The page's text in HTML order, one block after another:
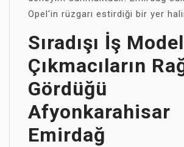
Opel'in rüzgarı estirdiği bir yer
Sıradışı İş
Çıkmacıların
Gördüğü
Afyonkarahisar
Emirdağ